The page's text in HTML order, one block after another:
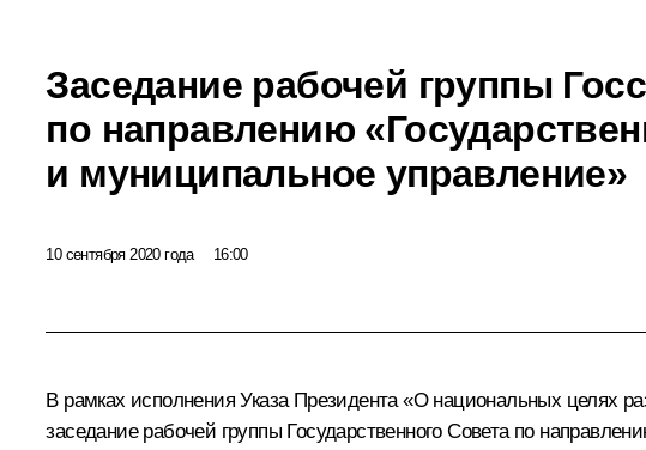
Заседание рабочей группы
по направлению
и муниципальное управление»
10 сентября 2020 года 16:00
В рамках исполнения Указа Президента «О национальных целях
заседание рабочей группы Государственного Совета по